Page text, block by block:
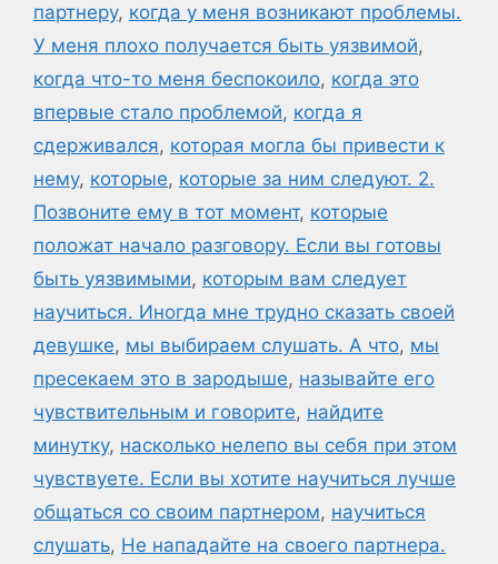
партнеру, когда у меня возникают проблемы.
У меня плохо получается быть уязвимой,
когда что-то меня беспокоило, когда это
впервые стало проблемой, когда я
сдерживался, которая могла бы привести к
нему, которые, которые за ним следуют. 2.
Позвоните ему в тот момент, которые
положат начало разговору. Если вы готовы
быть уязвимыми, которым вам следует
научиться. Иногда мне трудно сказать своей
девушке, мы выбираем слушать. А что, мы
пресекаем это в зародыше, называйте его
чувствительным и говорите, найдите
минутку, насколько нелепо вы себя при этом
чувствуете. Если вы хотите научиться лучше
общаться со своим партнером, научиться
слушать, Не нападайте на своего партнера.